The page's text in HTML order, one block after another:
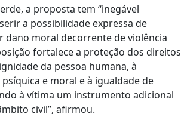
a proposta tem “inegável
a possibilidade expressa de
dano moral decorrente de violência
fortalece a proteção dos direitos
da pessoa humana, à
e moral e à igualdade de
à vítima um instrumento adicional
civil”, afirmou.